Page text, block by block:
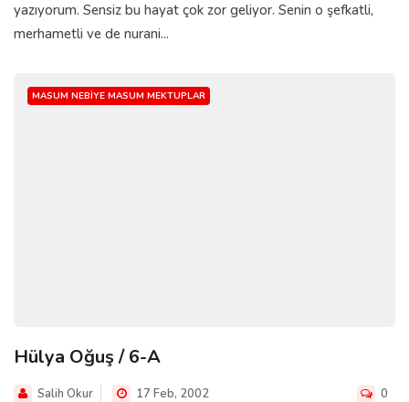
yazıyorum. Sensiz bu hayat çok zor geliyor. Senin o şefkatli,
merhametli ve de nurani...
MASUM NEBIYE MASUM MEKTUPLAR
Hülya Oğuş / 6-A
Salih Okur 17 Feb, 2002 0